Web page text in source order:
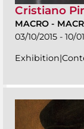
Cristiano
MACRO -
03/10/2015 - 10/